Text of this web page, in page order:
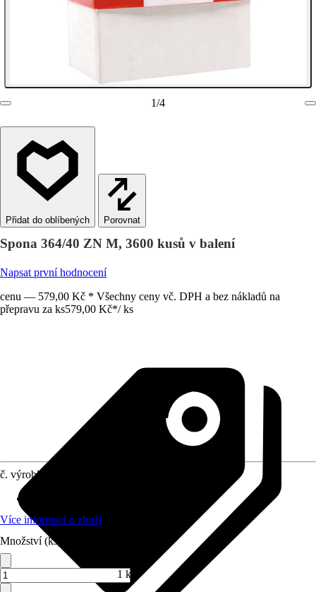
1/4
Porovnat
Spona 364/40 ZN M, 3600 kusů v balení
Napsat první hodnocení
cenu — 579,00 Kč * Všechny ceny vč. DPH a bez nákladů na
přepravu za ks579,00 Kč*/ ks
č. výrobku
Více informací o zboží
Množství (ks)
1 ks